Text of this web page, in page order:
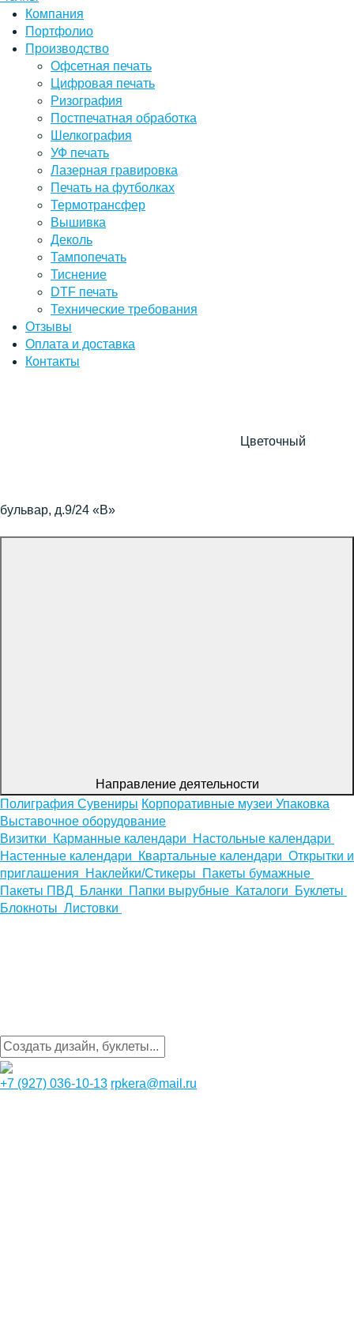
Компания
Портфолио
Производство
Офсетная печать
Цифровая печать
Ризография
Постпечатная обработка
Шелкография
УФ печать
Лазерная гравировка
Печать на футболках
Термотрансфер
Вышивка
Деколь
Тампопечать
Тиснение
DTF печать
Технические требования
Отзывы
Оплата и доставка
Контакты
Цветочный
бульвар, д.9/24 «В»
Направление деятельности
Полиграфия Сувениры Корпоративные музеи Упаковка
Выставочное оборудование
Визитки
Карманные календари
Настольные календари
Настенные календари
Квартальные календари Открытки и
приглашения
Наклейки/Стикеры
Пакеты бумажные
Пакеты ПВД Бланки Папки вырубные Каталоги
Буклеты
Блокноты Листовки
+7 (927) 036-10-13 rpkera@mail.ru